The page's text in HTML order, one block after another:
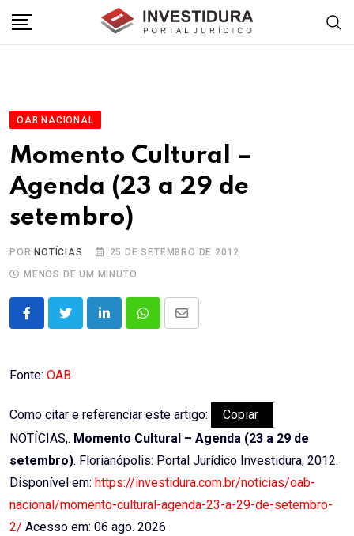
OAB NACIONAL
Momento Cultural –
Agenda (23 a 29 de
setembro)
POR NOTÍCIAS
25 DE SETEMBRO DE 2012
MENOS DE UM MINUTO
LinkedInWhatsappShare
Fonte: OAB
Como citar e referenciar este artigo:
Copiar
NOTÍCIAS,. Momento Cultural – Agenda (23 a 29 de
setembro). Florianópolis: Portal Jurídico Investidura, 2012.
Disponível em: https://investidura.com.br/noticias/oab-
nacional/momento-cultural-agenda-23-a-29-de-setembro-
2/ Acesso em: 06 ago. 2026